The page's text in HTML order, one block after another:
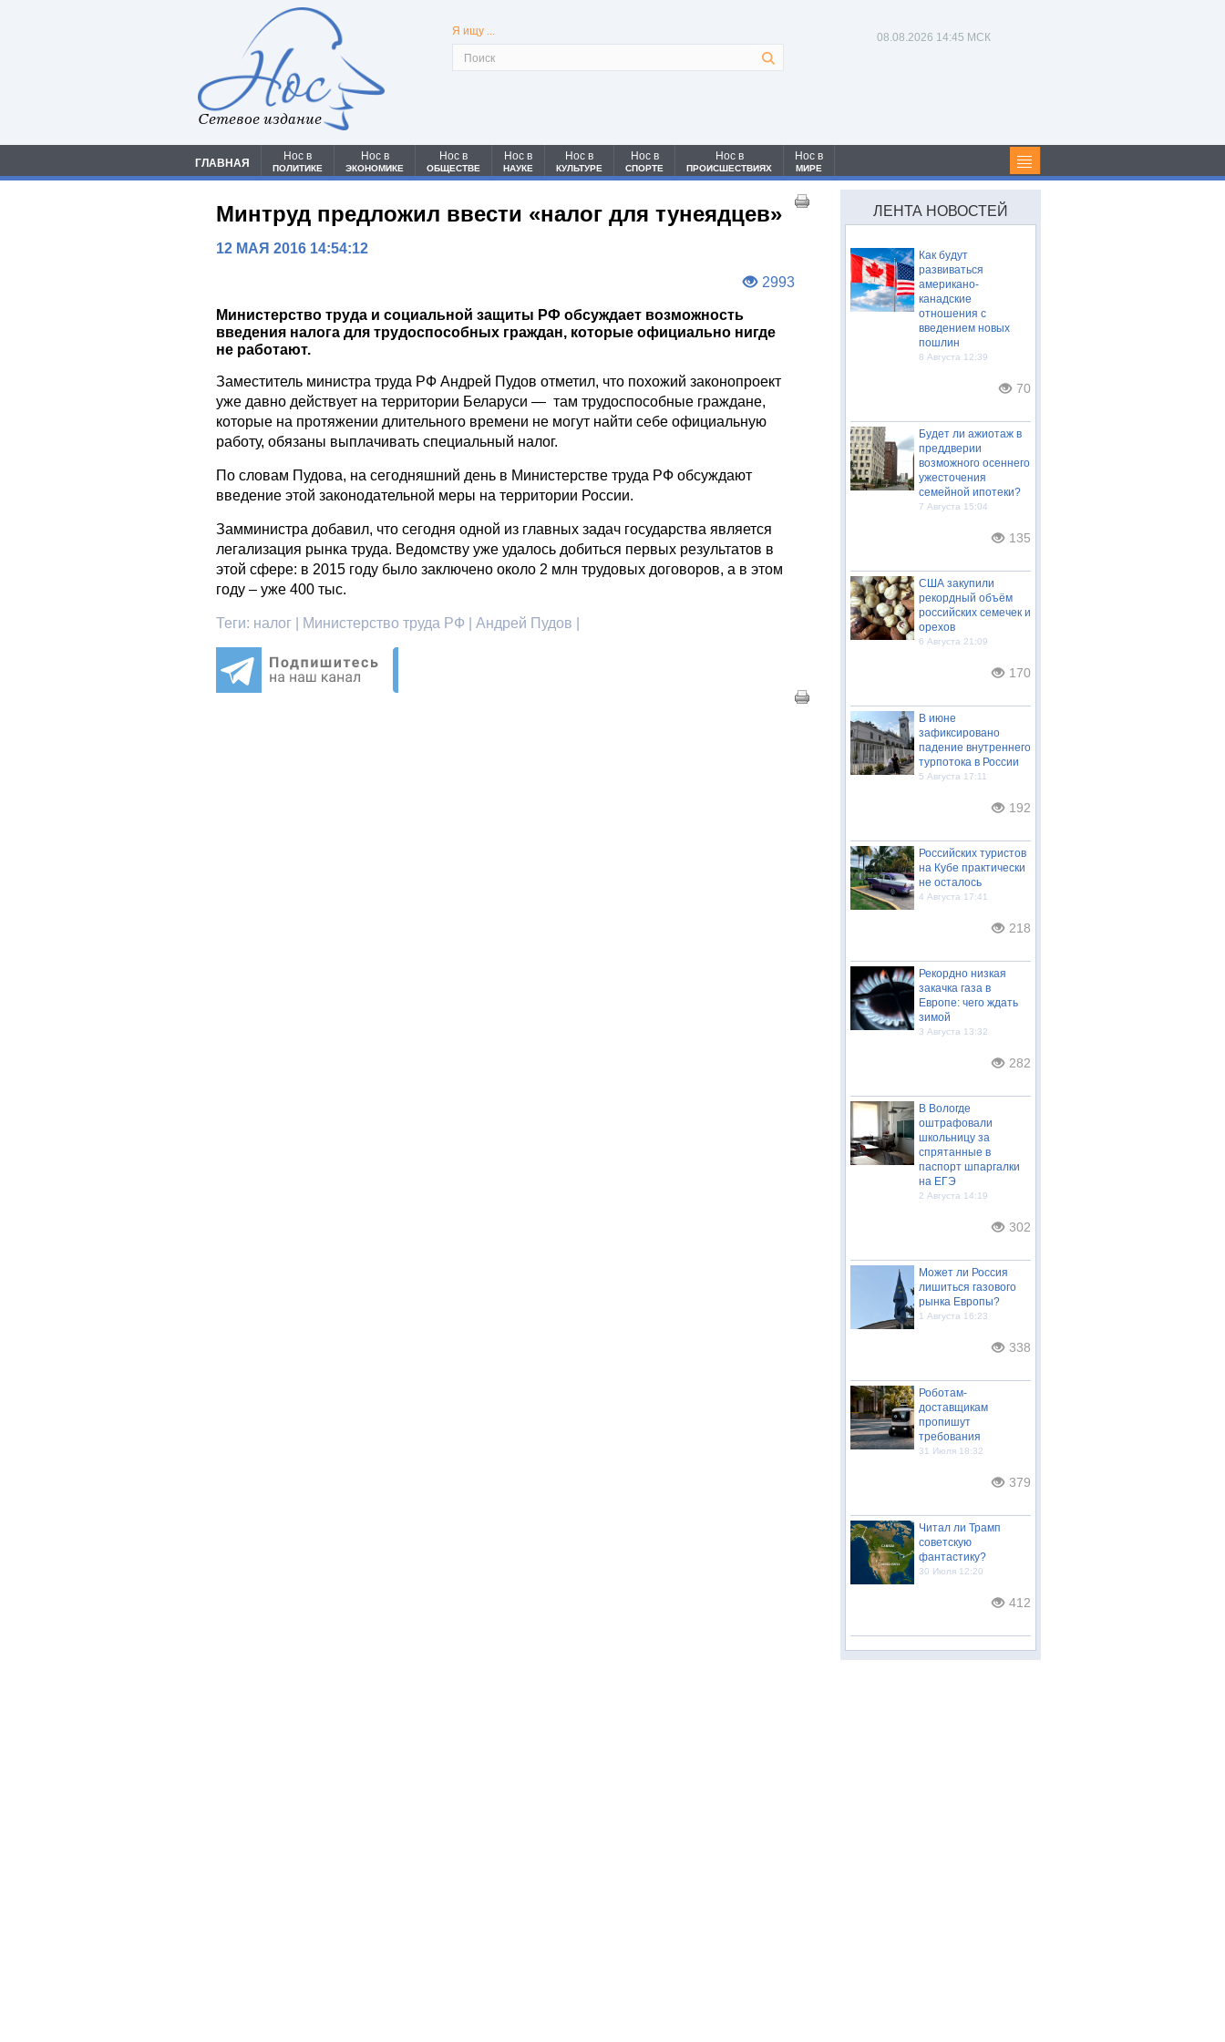
Сетевое издание
Я ищу ... 08.08.2026 14:45 МСК
ГЛАВНАЯ
Нос в
ПОЛИТИКЕ
Нос в
ЭКОНОМИКЕ
Нос в
ОБЩЕСТВЕ
Нос в
НАУКЕ
Нос в
КУЛЬТУРЕ
Нос в
СПОРТЕ
Нос в
ПРОИСШЕСТВИЯХ
Нос в
МИРЕ
Минтруд предложил ввести «налог для тунеядцев»
12 МАЯ 2016 14:54:12
2993
Министерство труда и социальной защиты РФ обсуждает возможность
введения налога для трудоспособных граждан, которые официально нигде
не работают.
Заместитель министра труда РФ Андрей Пудов отметил, что похожий законопроект
уже давно действует на территории Беларуси — там трудоспособные граждане,
которые на протяжении длительного времени не могут найти себе официальную
работу, обязаны выплачивать специальный налог.
По словам Пудова, на сегодняшний день в Министерстве труда РФ обсуждают
введение этой законодательной меры на территории России.
Замминистра добавил, что сегодня одной из главных задач государства является
легализация рынка труда. Ведомству уже удалось добиться первых результатов в
этой сфере: в 2015 году было заключено около 2 млн трудовых договоров, а в этом
году – уже 400 тыс.
Теги: налог | Министерство труда РФ | Андрей Пудов |
ЛЕНТА НОВОСТЕЙ
Как будут
развиваться
американо-
канадские
отношения с
введением новых
пошлин
8 Августа 12:39
70
Будет ли ажиотаж в
преддверии
возможного осеннего
ужесточения
семейной ипотеки?
7 Августа 15:04
135
США закупили
рекордный объём
российских семечек и
орехов
6 Августа 21:09
170
В июне
зафиксировано
падение внутреннего
турпотока в России
5 Августа 17:11
192
Российских туристов
на Кубе практически
не осталось
4 Августа 17:41
218
Рекордно низкая
закачка газа в
Европе: чего ждать
зимой
3 Августа 13:32
282
В Вологде
оштрафовали
школьницу за
спрятанные в
паспорт шпаргалки
на ЕГЭ
2 Августа 14:19
302
Может ли Россия
лишиться газового
рынка Европы?
1 Августа 16:23
338
Роботам-
доставщикам
пропишут
требования
31 Июля 18:32
379
Читал ли Трамп
советскую
фантастику?
30 Июля 12:20
412